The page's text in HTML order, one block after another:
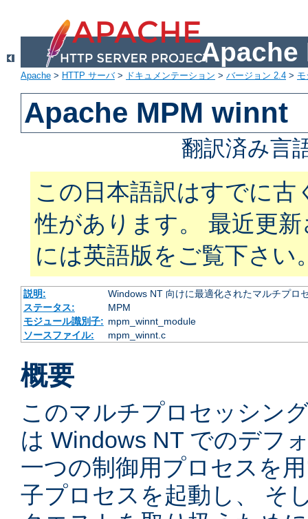
Apache
Apache > HTTP サーバ> ドキュメンテーション > バージョン 2.4 >
Apache MPM winnt
翻訳済み言
この日本語訳はすでに古
性があります。 最近更
には英語版をご覧下さい
説明:
Windows NT 向けに最適化されたマルチプロ
ステータス:
MPM
モジュール識別子: mpm_winnt_module
ソースファイル:
mpm_winnt.c
概要
このマルチプロセッシン
は Windows NT でのデフ
一つの制御用プロセスを
子プロセスを起動し、 そ